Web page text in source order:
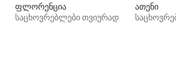
ფლორენცია
საცხოვრებლები თვიურად
ათენი